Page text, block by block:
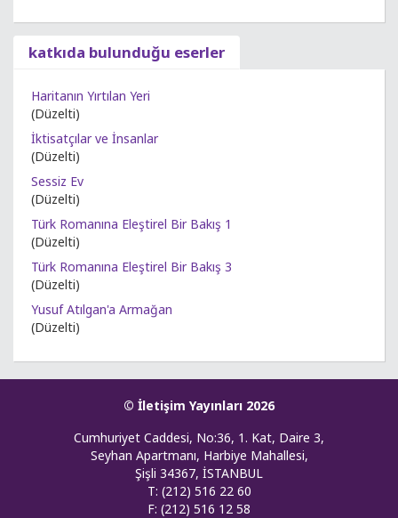
katkıda bulunduğu eserler
Haritanın Yırtılan Yeri
(Düzelti)
İktisatçılar ve İnsanlar
(Düzelti)
Sessiz Ev
(Düzelti)
Türk Romanına Eleştirel Bir Bakış 1
(Düzelti)
Türk Romanına Eleştirel Bir Bakış 3
(Düzelti)
Yusuf Atılgan'a Armağan
(Düzelti)
© İletişim Yayınları 2026
Cumhuriyet Caddesi, No:36, 1. Kat, Daire 3,
Seyhan Apartmanı, Harbiye Mahallesi,
Şişli 34367, İSTANBUL
T: (212) 516 22 60
F: (212) 516 12 58